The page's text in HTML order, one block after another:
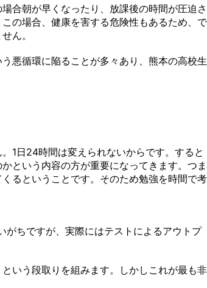
合朝が早くなったり、放課後の時間が圧迫さ
の場合、健康を害する危険性もあるため、で
ん。
悪循環に陥ることが多々あり、熊本の高校生
1日24時間は変えられないからです。すると
という内容の方が重要になってきます。つま
るということです。そのため勉強を時間で考
がちですが、実際にはテストによるアウトプ
いう段取りを組みます。しかしこれが最も非